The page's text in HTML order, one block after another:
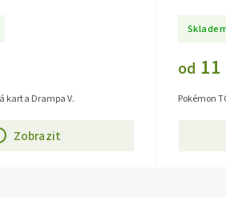
Zobrazit
karta Drampa V.
od 11
Pokémon